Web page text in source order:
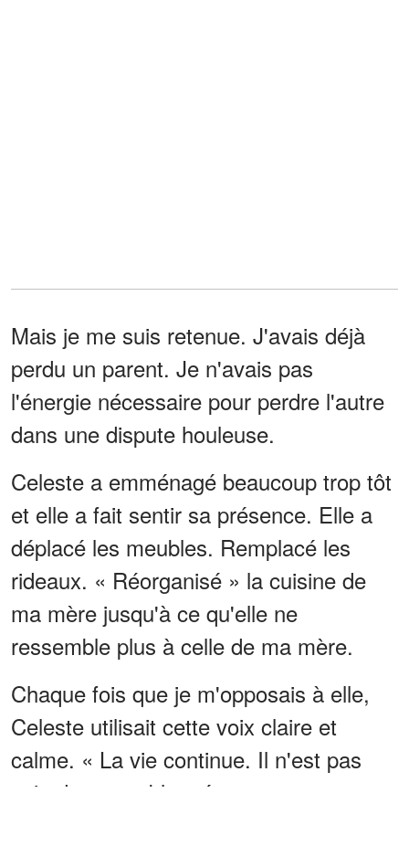
Mais je me suis retenue. J'avais déjà
perdu un parent. Je n'avais pas
l'énergie nécessaire pour perdre l'autre
dans une dispute houleuse.
Celeste a emménagé beaucoup trop tôt
et elle a fait sentir sa présence. Elle a
déplacé les meubles. Remplacé les
rideaux. « Réorganisé » la cuisine de
ma mère jusqu'à ce qu'elle ne
ressemble plus à celle de ma mère.
Chaque fois que je m'opposais à elle,
Celeste utilisait cette voix claire et
calme. « La vie continue. Il n'est pas
sain de rester bloqué. »